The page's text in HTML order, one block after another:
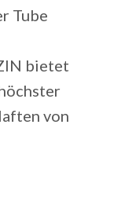
Tube
bietet
von